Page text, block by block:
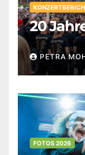
20
PETRA
FOTOS 2026